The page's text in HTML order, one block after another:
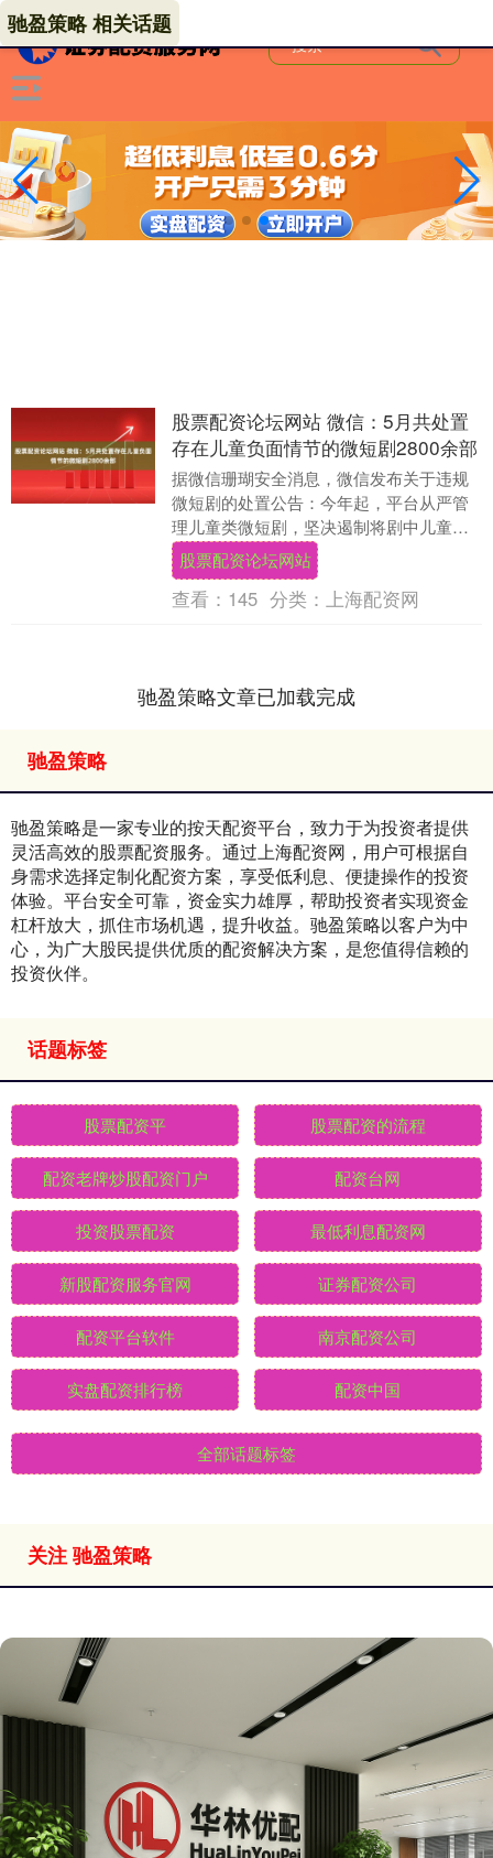
驰盈策略 相关话题
股票配资论坛网站 微信：5月共处置
存在儿童负面情节的微短剧2800余部
据微信珊瑚安全消息，微信发布关于违规
微短剧的处置公告：今年起，平台从严管
理儿童类微短剧，坚决遏制将剧中儿童角
色“成人化”、“工具化”、“娱乐化”的设定，
重点整治....
股票配资论坛网站
查看： 145 分类： 上海配资网
驰盈策略文章已加载完成
驰盈策略
驰盈策略是一家专业的按天配资平台，致力于为投资者提供
灵活高效的股票配资服务。通过上海配资网，用户可根据自
身需求选择定制化配资方案，享受低利息、便捷操作的投资
体验。平台安全可靠，资金实力雄厚，帮助投资者实现资金
杠杆放大，抓住市场机遇，提升收益。驰盈策略以客户为中
心，为广大股民提供优质的配资解决方案，是您值得信赖的
投资伙伴。
话题标签
股票配资平 股票配资的流程
配资老牌炒股配资门户 配资台网
投资股票配资 最低利息配资网
新股配资服务官网 证券配资公司
配资平台软件 南京配资公司
实盘配资排行榜 配资中国
全部话题标签
关注 驰盈策略